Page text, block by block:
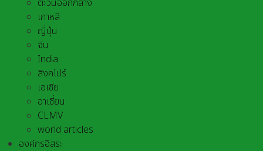
ตะวันออกกลาง
เกาหลี
ญี่ปุ่น
จีน
India
สิงคโปร์
เอเชีย
อาเชี่ยน
CLMV
world articles
องค์กรอิสระ